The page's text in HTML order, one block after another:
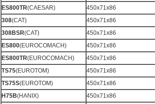
ES800TR(CAESAR) 450x71x86
308(CAT) 450x71x86
308BSR(CAT) 450x71x86
ES800(EUROCOMACH)
450x71x86
ES800TR(EUROCOMACH)
450x71x86
TS75(EUROTOM) 450x71x86
TS75S(EUROTOM) 450x71x86
H75B(HANIX) 450x71x86